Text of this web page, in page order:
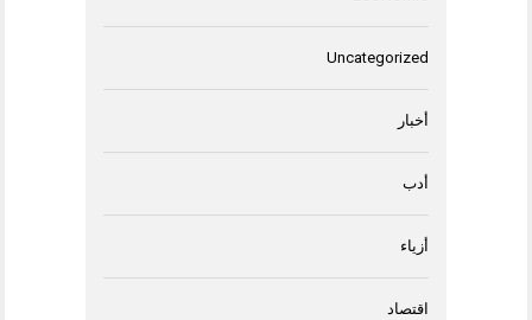
Uncategorized
أخبار
أدب
أزياء
اقتصاد